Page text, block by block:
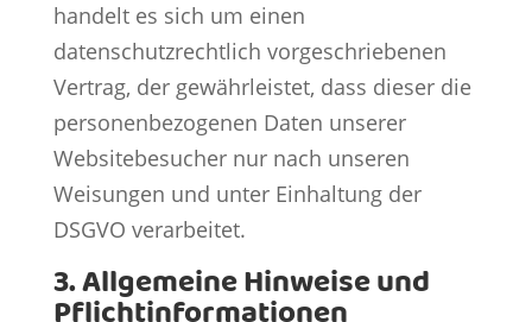
handelt es sich um einen
datenschutzrechtlich vorgeschriebenen
Vertrag, der gewährleistet, dass dieser die
personenbezogenen Daten unserer
Websitebesucher nur nach unseren
Weisungen und unter Einhaltung der
DSGVO verarbeitet.
3. Allgemeine Hinweise und